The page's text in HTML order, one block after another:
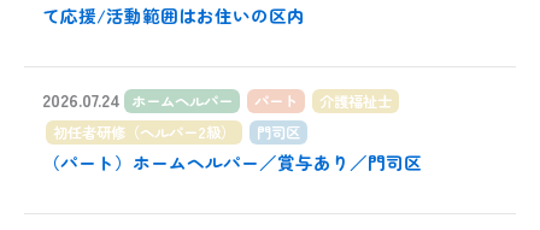
て応援/活動範囲はお住いの区内
2026.07.24 ホームヘルパー パート
介護福祉士
初任者研修（ヘルパー2級）
門司区
（パート）ホームヘルパー／賞与あり／門司区